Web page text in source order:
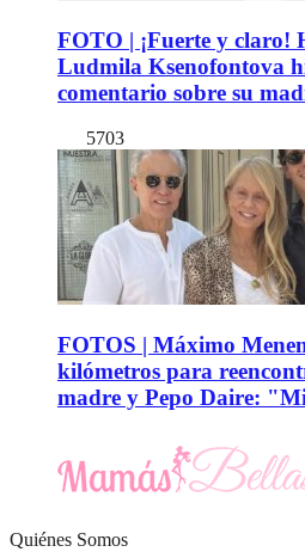
FOTO | ¡Fuerte y claro!
Ludmila Ksenofontova
comentario sobre su
5703
FOTOS | Máximo
kilómetros para
madre y Pepo Daire:
Quiénes Somos